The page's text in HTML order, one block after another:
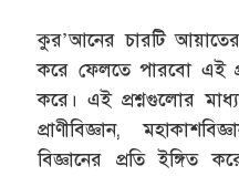
কুর’আনের চারটি
করে ফেলতে পারবো এই
করে। এই প্রশ্নগুলোর
প্রাণীবিজ্ঞান,
বিজ্ঞানের প্রতি ইঙ্গিত